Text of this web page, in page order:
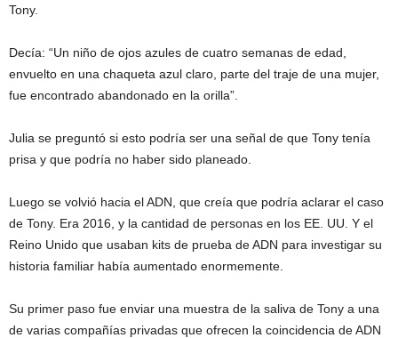
Tony.
Decía: “Un niño de ojos azules de cuatro semanas de edad,
envuelto en una chaqueta azul claro, parte del traje de una mujer,
fue encontrado abandonado en la orilla”.
Julia se preguntó si esto podría ser una señal de que Tony tenía
prisa y que podría no haber sido planeado.
Luego se volvió hacia el ADN, que creía que podría aclarar el caso
de Tony. Era 2016, y la cantidad de personas en los EE. UU. Y el
Reino Unido que usaban kits de prueba de ADN para investigar su
historia familiar había aumentado enormemente.
Su primer paso fue enviar una muestra de la saliva de Tony a una
de varias compañías privadas que ofrecen la coincidencia de ADN